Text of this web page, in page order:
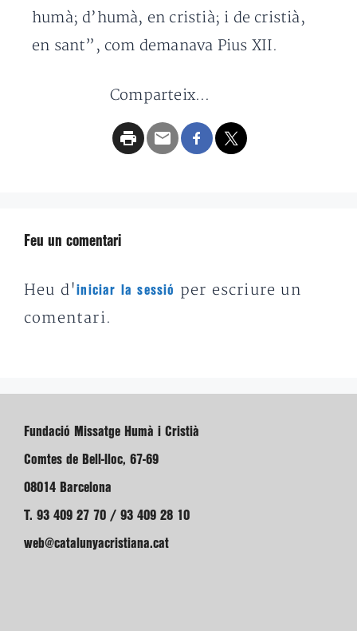
humà; d’humà, en cristià; i de cristià,
en sant”, com demanava Pius XII.
Comparteix...
Feu un comentari
Heu d'iniciar la sessió
per escriure un
comentari.
Fundació Missatge Humà i Cristià
Comtes de Bell-lloc, 67-69
08014 Barcelona
T. 93 409 27 70 / 93 409 28 10
web@catalunyacristiana.cat